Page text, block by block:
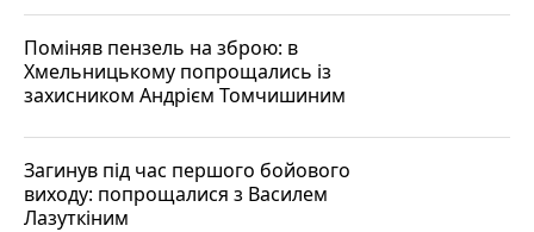
Поміняв пензель на зброю: в
Хмельницькому попрощались із
захисником Андрієм Томчишиним
Загинув під час першого бойового
виходу: попрощалися з Василем
Лазуткіним